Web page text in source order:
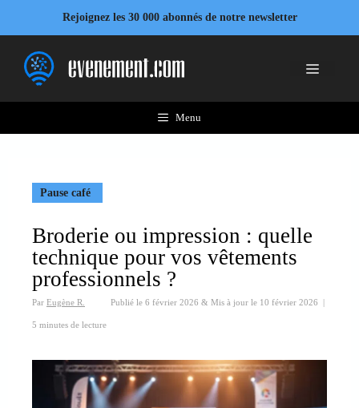
contenu
Rejoignez les 30 000 abonnés de notre newsletter
Menu
Menu
Pause café
Broderie ou impression : quelle
technique pour vos vêtements
professionnels ?
Par Eugène R. Publié le 6 février 2026 & Mis à jour le 10 février 2026 |
5 minutes de lecture